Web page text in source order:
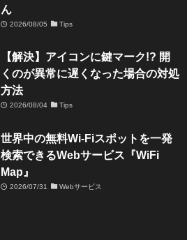
ん
2026/08/05 Tips
【解決】アイコンに鍵マーク!? 開
くのが異常に遅くなった場合の対処
方法
2026/08/04 Tips
世界中の無料Wi-Fiスポットを一発
検索できるWebサービス『WiFi
Map』
2026/07/31 Webサービス